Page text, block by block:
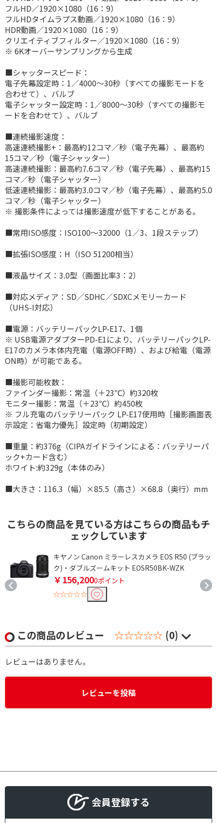
フルHD／1920×1080（16：9）
フルHDタイムラプス動画／1920×1080（16：9）
HDR動画／1920×1080（16：9）
クリエイティブフィルター／1920×1080（16：9）
※ 6Kオーバーサンプリングから生成
■シャッタースピード：
電子先幕設定時：1／4000〜30秒（すべての撮影モードを
合わせて）、バルブ
電子シャッター設定時：1／8000〜30秒（すべての撮影モ
ードを合わせて）、バルブ
■連続撮影速度：
高速連続撮影+：最高約12コマ／秒（電子先幕）、最高約
15コマ／秒（電子シャッター）
高速連続撮影：最高約7.6コマ／秒（電子先幕）、最高約15
コマ／秒（電子シャッター）
低速連続撮影：最高約3.0コマ／秒（電子先幕）、最高約5.0
コマ／秒（電子シャッター）
※ 撮影条件によっては撮影速度が低下することがある。
■常用ISO感度：ISO100〜32000（1／3、1段ステップ）
■拡張ISO感度：H（ISO 51200相当）
■液晶サイズ：3.0型（画面比率3：2）
■対応メディア：SD／SDHC／SDXCメモリーカード
（UHS-I対応）
■電源：バッテリーパックLP-E17、1個
※ USB電源アダプターPD-E1により、バッテリーパックLP-
E17のカメラ本体内充電（電源OFF時）、および給電（電源
ON時）が可能である。
■撮影可能枚数：
ファインダー撮影：常温（＋23℃）約320枚
モニター撮影：常温（＋23℃）約450枚
※ フル充電のバッテリーパック LP-E17使用時［撮影画面表
示設定：省電力優先］設定時（初期設定）
■重量：約376g（CIPAガイドラインによる：バッテリーパ
ック+カード含む）
ホワイト:約329g（本体のみ）
■大きさ：116.3（幅）×85.5（高さ）×68.8（奥行）mm
こちらの商品を見ている方はこちらの商品もチ
ェックしています
キヤノン Canon ミラーレスカメラ EOS R50 (ブラッ
ク)・ダブルズームキット EOSR50BK-WZK
￥156,2000ポイント
☆☆☆☆☆
この商品のレビュー ☆☆☆☆☆ (0)
レビューはありません。
レビューを投稿
会員登録する